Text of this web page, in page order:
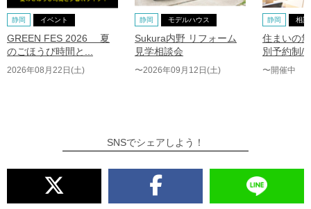
静岡 イベント
GREEN FES 2026 夏
のごほうび時間と...
2026年08月22日(土)
静岡 モデルハウス
Sukura内野 リフォーム
見学相談会
〜2026年09月12日(土)
静岡 相談
住まいの
別予約制/
〜開催中
SNSでシェアしよう！